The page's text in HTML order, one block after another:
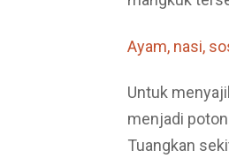
Ayam, nasi,
Untuk
menjadi
Tuangkan